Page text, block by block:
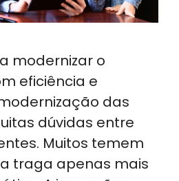
modernizar o
eficiência e
das
dúvidas entre
Muitos temem
traga apenas mais